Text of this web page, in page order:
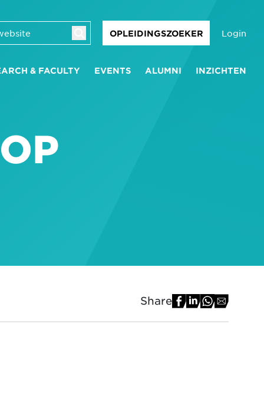
OPLEIDINGSZOEKER Login
& FACULTY EVENTS ALUMNI INZICHTEN
Share